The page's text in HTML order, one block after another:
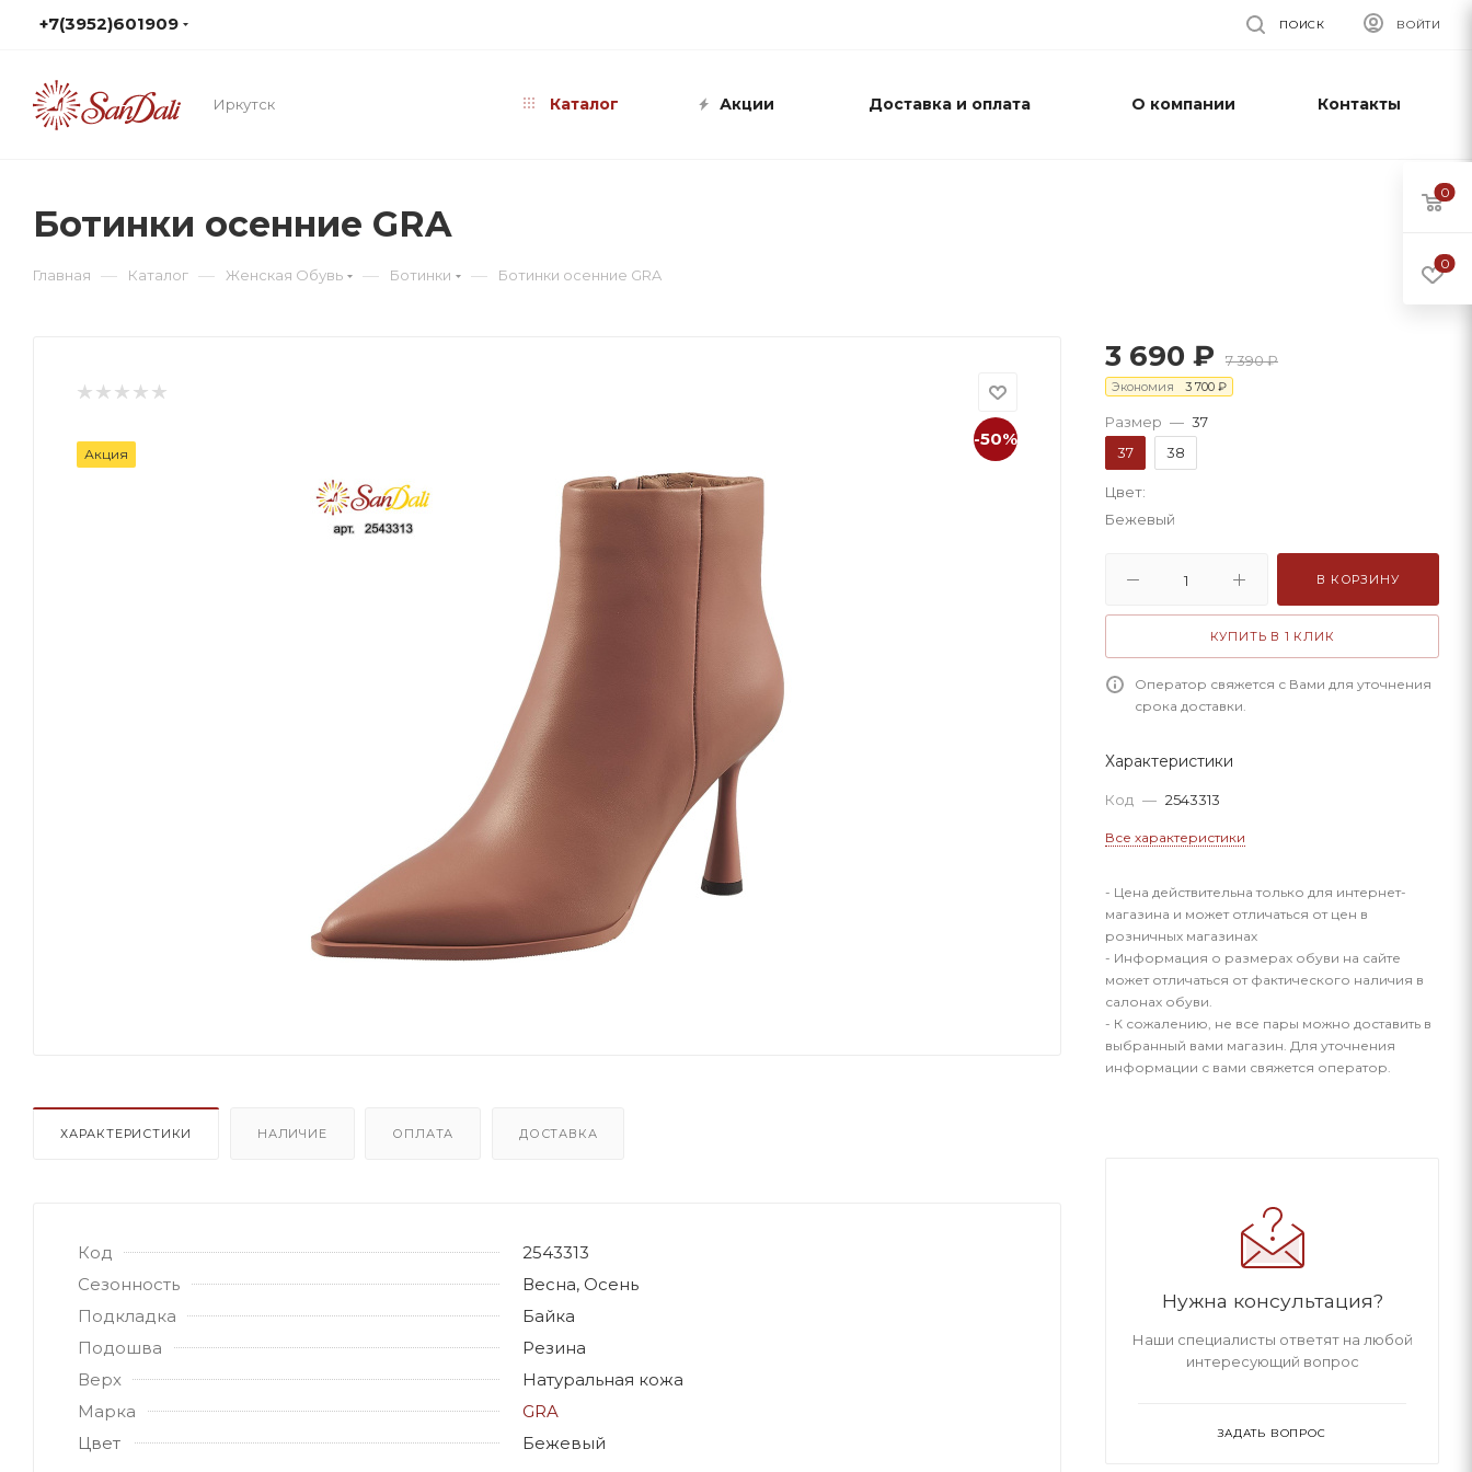
+7(3952)601909 ВОЙТИ
ПОИСК
Иркутск Каталог Акции Доставка и оплата О компании Контакты
Ботинки осенние GRA
Главная — Каталог — Женская Обувь — Ботинки — Ботинки осенние GRA
-50%
Акция
ХАРАКТЕРИСТИКИ НАЛИЧИЕ ОПЛАТА ДОСТАВКА
Код
2543313
Сезонность
Весна, Осень
Подкладка
Байка
Подошва
Резина
Верх
Натуральная кожа
Марка
GRA
Цвет
Бежевый
3 690 ₽ 7 390₽
Экономия 3 700 ₽
Размер — 37
37
38
Цвет:
Бежевый
В КОРЗИНУ
КУПИТЬ В 1 КЛИК
Оператор свяжется с Вами для уточнения
срока доставки.
Характеристики
Код — 2543313
Все характеристики
- Цена действительна только для интернет-
магазина и может отличаться от цен в
розничных магазинах
- Информация о размерах обуви на сайте
может отличаться от фактического наличия в
салонах обуви.
- К сожалению, не все пары можно доставить в
выбранный вами магазин. Для уточнения
информации с вами свяжется оператор.
Нужна консультация?
Наши специалисты ответят на любой
интересующий вопрос
ЗАДАТЬ ВОПРОС
0
0